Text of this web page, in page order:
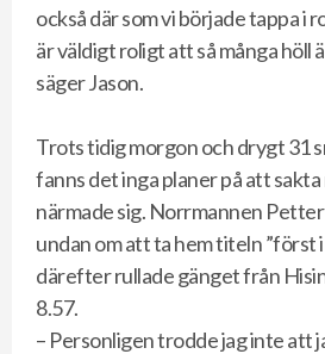
också där som vi började tappa i
är väldigt roligt att så många höll
säger Jason.
Trots tidig morgon och drygt 31
fanns det inga planer på att
närmade sig. Norrmannen
undan om att ta hem titeln ”först i
därefter rullade gänget från
8.57.
– Personligen trodde jag inte att